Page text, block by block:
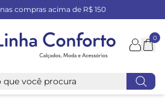
nas compras acima de R$ 150
0